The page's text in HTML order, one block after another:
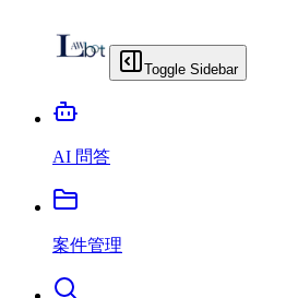
Toggle Sidebar
AI 問答
案件管理